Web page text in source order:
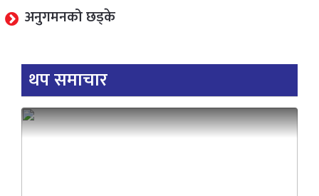
अनुगमनको छड्के
थप समाचार